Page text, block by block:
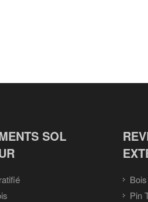
SOL
Pin